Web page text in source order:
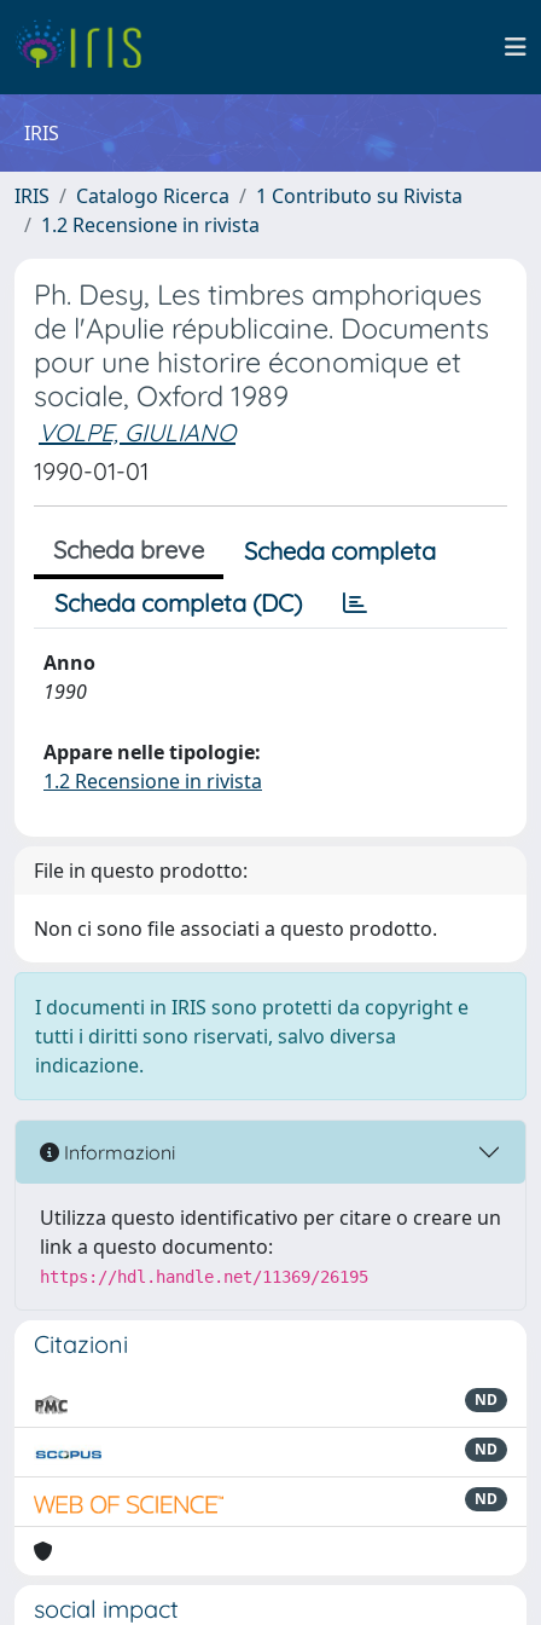
IRIS
IRIS Catalogo Ricerca
1 Contributo su Rivista
1.2 Recensione in rivista
Ph. Desy, Les timbres amphoriques
de l'Apulie républicaine. Documents
pour une historire économique et
sociale, Oxford 1989
VOLPE, GIULIANO
1990-01-01
Scheda breve
Scheda completa
Scheda completa (DC)
Anno
1990
Appare nelle tipologie:
1.2 Recensione in rivista
File in questo prodotto:
Non ci sono file associati a questo prodotto.
I documenti in IRIS sono protetti da copyright e
tutti i diritti sono riservati, salvo diversa
indicazione.
Informazioni
Utilizza questo identificativo per citare o creare un
link a questo documento:
https://hdl.handle.net/11369/26195
Citazioni
ND
ND
ND
social impact